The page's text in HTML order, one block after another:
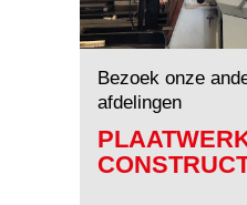
Bezoek onze
afdelingen